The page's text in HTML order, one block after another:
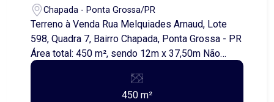
Chapada - Ponta Grossa/PR
Terreno à Venda Rua Melquiades Arnaud, Lote
598, Quadra 7, Bairro Chapada, Ponta Grossa - PR
Área total: 450 m², sendo 12m x 37,50m Não
perca essa chance! Entre em contato para mais
450 m²